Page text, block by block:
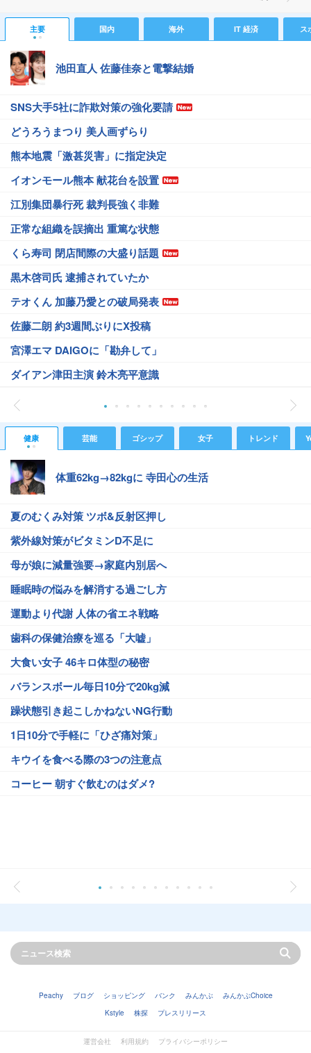
主要 国内 海外 IT 経済 ス
池田直人 佐藤佳奈と電撃結婚
SNS大手5社に詐欺対策の強化要請
どうろうまつり 美人画ずらり
熊本地震「激甚災害」に指定決定
イオンモール熊本 献花台を設置
江別集団暴行死 裁判長強く非難
正常な組織を誤摘出 重篤な状態
くら寿司 閉店間際の大盛り話題
黒木啓司氏 逮捕されていたか
テオくん 加藤乃愛との破局発表
佐藤二朗 約3週間ぶりにX投稿
宮澤エマ DAIGOに「勘弁して」
ダイアン津田主演 鈴木亮平意識
健康 芸能 ゴシップ 女子 トレンド
体重62kg→82kgに 寺田心の生活
夏のむくみ対策 ツボ&反射区押し
紫外線対策がビタミンD不足に
母が娘に減量強要→家庭内別居へ
睡眠時の悩みを解消する過ごし方
運動より代謝 人体の省エネ戦略
歯科の保健治療を巡る「大嘘」
大食い女子 46キロ体型の秘密
バランスボール毎日10分で20kg減
躁状態引き起こしかねないNG行動
1日10分で手軽に「ひざ痛対策」
キウイを食べる際の3つの注意点
コーヒー 朝すぐ飲むのはダメ?
Peachy ブログ ショッピング バンク みんかぶ
みんかぶChoice
Kstyle
株探 プレスリリース
運営会社 利用規約 プライバシーポリシー